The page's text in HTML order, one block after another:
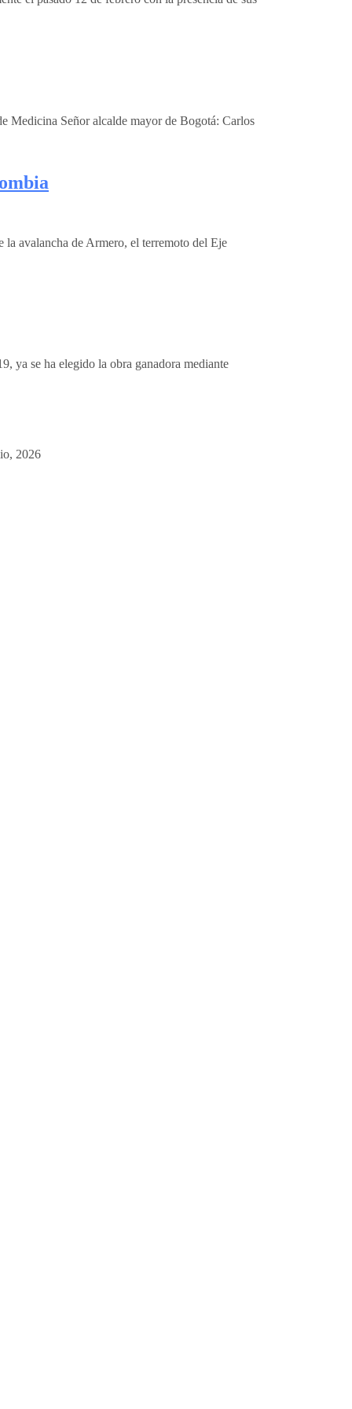
Medicina Señor alcalde mayor de Bogotá: Carlos
la avalancha de Armero, el terremoto del Eje
ya se ha elegido la obra ganadora mediante
2026